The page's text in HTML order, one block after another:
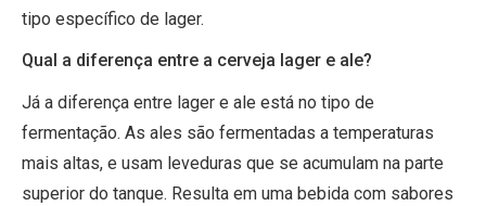
tipo específico de lager.
Qual a diferença entre a cerveja lager e ale?
Já a diferença entre lager e ale está no tipo de
fermentação. As ales são fermentadas a temperaturas
mais altas, e usam leveduras que se acumulam na parte
superior do tanque. Resulta em uma bebida com sabores